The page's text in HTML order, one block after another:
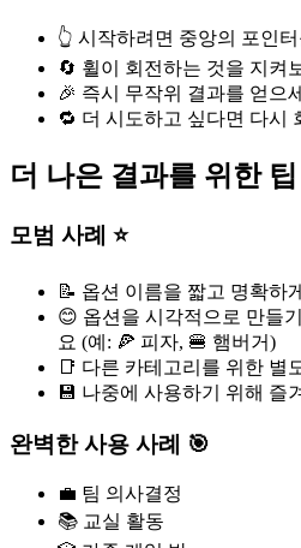
👆 시작하려면 중앙의 포인
🔄 휠이 회전하는 것을 지켜
🎉 즉시 무작위 결과를 얻으
🔁 더 시도하고 싶다면 다시
더 나은 결과를 위한
모범 사례 ⭐
📝 옵션 이름을 짧고 명확하
😊 옵션을 시각적으로 만들
요 (예: 🍕 피자, 🍔 햄버거)
📑 다른 카테고리를 위한 별
💾 나중에 사용하기 위해 즐
완벽한 사용 사례 🎯
💼 팀 의사결정
📚 교실 활동